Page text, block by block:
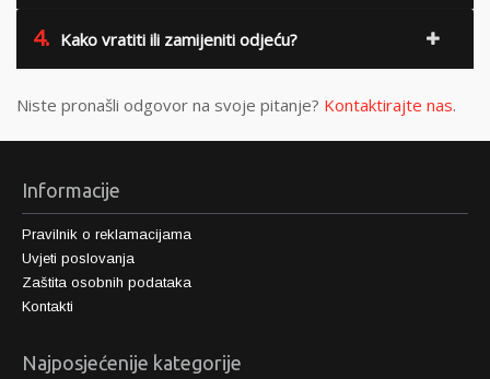
4. Kako vratiti ili zamijeniti odjeću?
Niste pronašli odgovor na svoje pitanje? Kontaktirajte nas.
Informacije
Pravilnik o reklamacijama
Uvjeti poslovanja
Zaštita osobnih podataka
Kontakti
Najposjećenije kategorije